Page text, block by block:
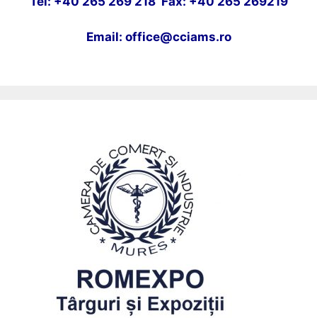
Email: office@cciams.ro